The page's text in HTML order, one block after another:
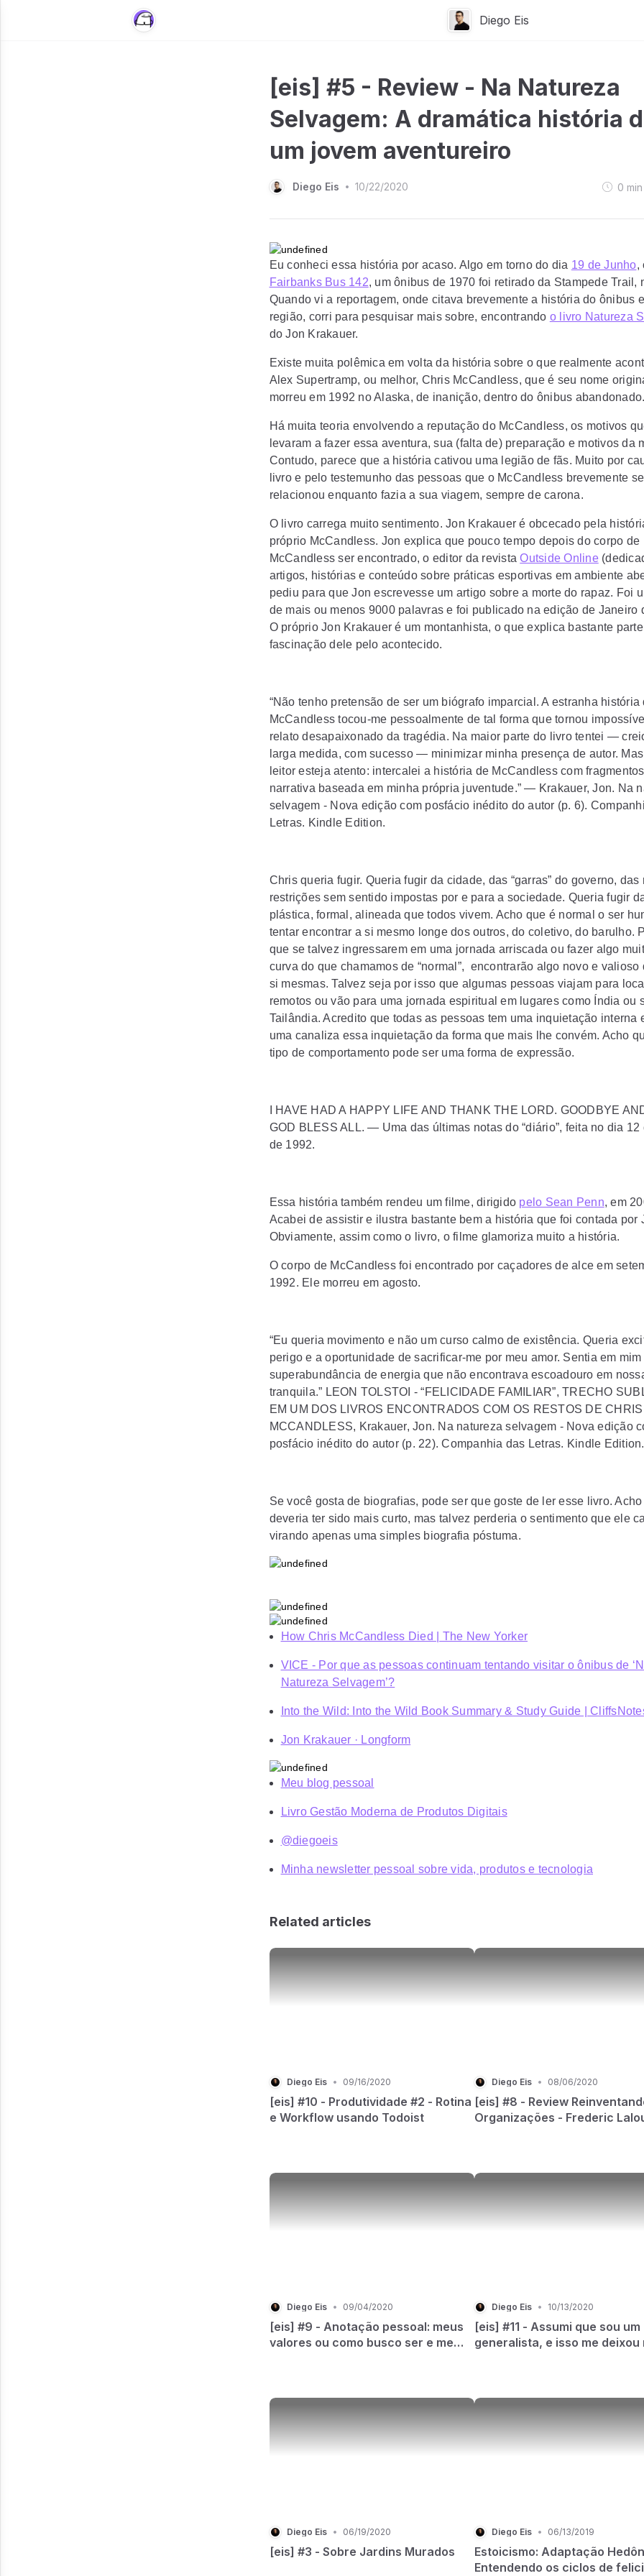
Diego Eis
[eis] #5 - Review - Na Natureza
Selvagem: A dramática história
um jovem aventureiro
Diego Eis • 10/22/2020 0 min
Eu conheci essa história por acaso. Algo em torno do dia 19 de Junho,
Fairbanks Bus 142, um ônibus de 1970 foi retirado da Stampede Trail,
Quando vi a reportagem, onde citava brevemente a história do ônibus
região, corri para pesquisar mais sobre, encontrando o livro Natureza
do Jon Krakauer.
Existe muita polêmica em volta da história sobre o que realmente
Alex Supertramp, ou melhor, Chris McCandless, que é seu nome
morreu em 1992 no Alaska, de inanição, dentro do ônibus
Há muita teoria envolvendo a reputação do McCandless, os motivos
levaram a fazer essa aventura, sua (falta de) preparação e motivos da
Contudo, parece que a história cativou uma legião de fãs. Muito por
livro e pelo testemunho das pessoas que o McCandless brevemente se
relacionou enquanto fazia a sua viagem, sempre de carona.
O livro carrega muito sentimento. Jon Krakauer é obcecado pela
próprio McCandless. Jon explica que pouco tempo depois do corpo de
McCandless ser encontrado, o editor da revistaOutside Online
artigos, histórias e conteúdo sobre práticas esportivas em ambiente
pediu para que Jon escrevesse um artigo sobre a morte do rapaz. Foi
de mais ou menos 9000 palavras e foi publicado na edição de Janeiro
O próprio Jon Krakauer é um montanhista, o que explica bastante
fascinação dele pelo acontecido.
“Não tenho pretensão de ser um biógrafo imparcial. A estranha história
McCandless tocou-me pessoalmente de tal forma que tornou
relato desapaixonado da tragédia. Na maior parte do livro tentei —
larga medida, com sucesso — minimizar minha presença de autor.
leitor esteja atento: intercalei a história de McCandless com
narrativa baseada em minha própria juventude.” — Krakauer, Jon. Na
selvagem - Nova edição com posfácio inédito do autor (p. 6).
Letras. Kindle Edition.
Chris queria fugir. Queria fugir da cidade, das “garras” do governo, das
restrições sem sentido impostas por e para a sociedade. Queria fugir
plástica, formal, alineada que todos vivem. Acho que é normal o ser
tentar encontrar a si mesmo longe dos outros, do coletivo, do barulho.
que se talvez ingressarem em uma jornada arriscada ou fazer algo
curva do que chamamos de “normal”, encontrarão algo novo e valioso
si mesmas. Talvez seja por isso que algumas pessoas viajam para
remotos ou vão para uma jornada espiritual em lugares como Índia ou
Tailândia. Acredito que todas as pessoas tem uma inquietação interna
uma canaliza essa inquietação da forma que mais lhe convém. Acho
tipo de comportamento pode ser uma forma de expressão.
I HAVE HAD A HAPPY LIFE AND THANK THE LORD. GOODBYE
GOD BLESS ALL. — Uma das últimas notas do “diário”, feita no dia 12
de 1992.
Essa história também rendeu um filme, dirigido pelo Sean Penn, em
Acabei de assistir e ilustra bastante bem a história que foi contada por
Obviamente, assim como o livro, o filme glamoriza muito a história.
O corpo de McCandless foi encontrado por caçadores de alce em
1992. Ele morreu em agosto.
“Eu queria movimento e não um curso calmo de existência. Queria
perigo e a oportunidade de sacrificar-me por meu amor. Sentia em mim
superabundância de energia que não encontrava escoadouro em
tranquila.” LEON TOLSTOI - “FELICIDADE FAMILIAR”, TRECHO
EM UM DOS LIVROS ENCONTRADOS COM OS RESTOS DE CHRIS
MCCANDLESS, Krakauer, Jon. Na natureza selvagem - Nova edição
posfácio inédito do autor (p. 22). Companhia das Letras. Kindle
Se você gosta de biografias, pode ser que goste de ler esse livro.
deveria ter sido mais curto, mas talvez perderia o sentimento que ele
virando apenas uma simples biografia póstuma.
How Chris McCandless Died | The New Yorker
VICE - Por que as pessoas continuam tentando visitar o ônibus de
Natureza Selvagem’?
Into the Wild: Into the Wild Book Summary & Study Guide |
Jon Krakauer · Longform
Meu blog pessoal
Livro Gestão Moderna de Produtos Digitais
@diegoeis
Minha newsletter pessoal sobre vida, produtos e tecnologia
Related articles
Diego Eis • 09/16/2020
[eis] #10 - Produtividade #2 - Rotina
e Workflow usando Todoist
Diego Eis • 08/06/2020
[eis] #8 - Review
Organizações - Frederic
Diego Eis • 09/04/2020
[eis] #9 - Anotação pessoal: meus
valores ou como busco ser e me
Diego Eis • 10/13/2020
[eis] #11 - Assumi que sou um
generalista, e isso me deixou
Diego Eis • 06/19/2020
[eis] #3 - Sobre Jardins Murados
Diego Eis • 06/13/2019
Estoicismo: Adaptação
Entendendo os ciclos de